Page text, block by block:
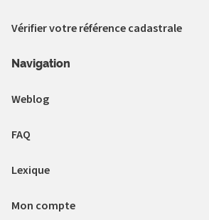
Vérifier votre référence cadastrale
Navigation
Weblog
FAQ
Lexique
Mon compte